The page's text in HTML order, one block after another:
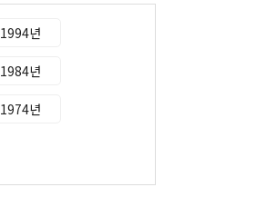
1994년
1984년
1974년